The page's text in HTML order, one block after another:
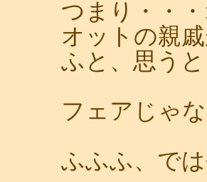
つまり・・
オットの親
ふと、思う
フェアじゃな
ふふふ、で